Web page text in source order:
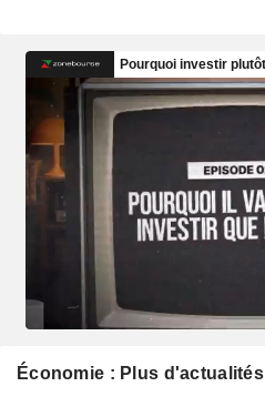
Économie : Plus d'actualités